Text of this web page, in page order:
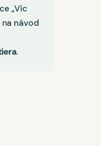
„Víc
na návod
.